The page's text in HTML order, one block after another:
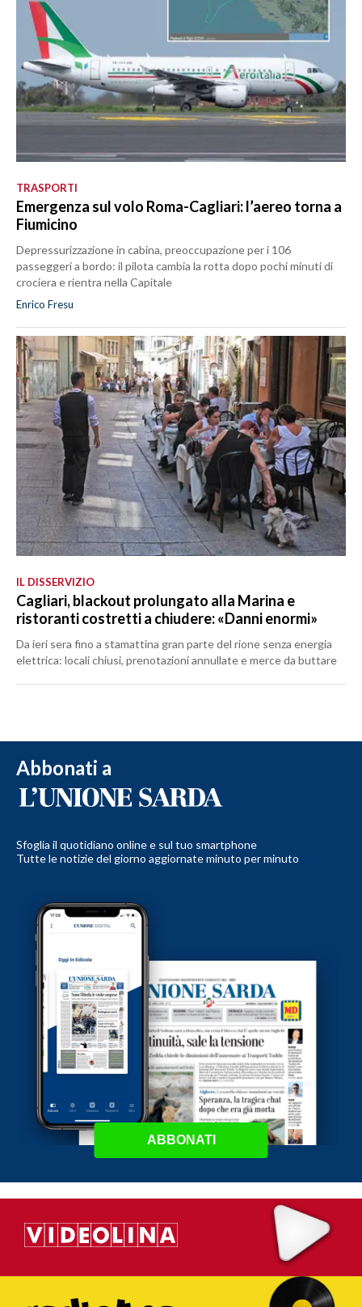
TRASPORTI
Emergenza sul volo Roma-Cagliari: l’aereo torna a
Fiumicino
Depressurizzazione in cabina, preoccupazione per i 106
passeggeri a bordo: il pilota cambia la rotta dopo pochi minuti di
crociera e rientra nella Capitale
Enrico Fresu
IL DISSERVIZIO
Cagliari, blackout prolungato alla Marina e
ristoranti costretti a chiudere: «Danni enormi»
Da ieri sera fino a stamattina gran parte del rione senza energia
elettrica: locali chiusi, prenotazioni annullate e merce da buttare
Abbonati a
Sfoglia il quotidiano online e sul tuo smartphone
Tutte le notizie del giorno aggiornate minuto per minuto
ABBONATI